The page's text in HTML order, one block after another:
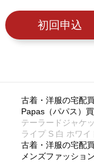
初回申込
古着・洋服の宅配
Papas（パパス）
テーラードジャケ
ライプ S 白 ホワ
古着・洋服の宅配
メンズファッショ